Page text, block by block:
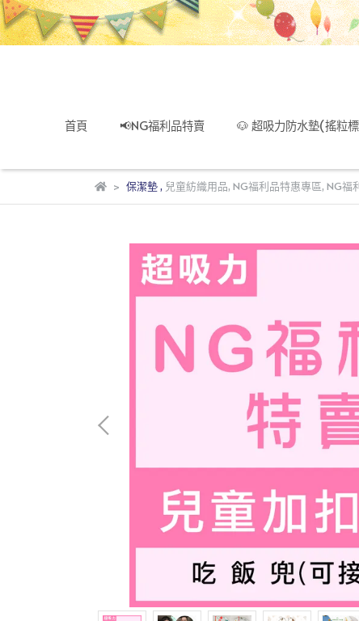
首頁 📢NG福利品特賣 🐶 超吸力防水墊(搖粒
保潔墊, 兒童紡織用品, NG福利品特惠專區, NG福